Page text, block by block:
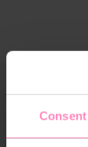
Consent